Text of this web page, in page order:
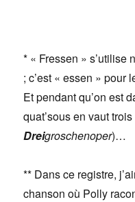
* « Fressen » s’utilise
; c’est « essen » pour
Et pendant qu’on est
quat’sous en vaut
Dreigroschenoper)…
** Dans ce registre,
chanson où Polly